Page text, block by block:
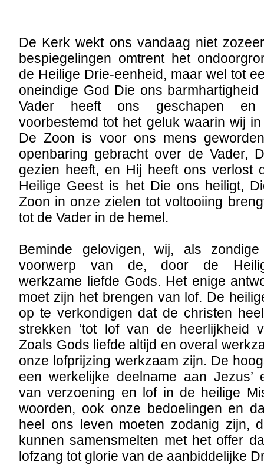
De Kerk wekt ons vandaag niet
bespiegelingen omtrent het
de Heilige Drie-eenheid, maar wel tot
oneindige God Die ons
Vader heeft ons geschapen en
voorbestemd tot het geluk waarin wij
De Zoon is voor ons mens
openbaring gebracht over de Vader,
gezien heeft, en Hij heeft ons verlost
Heilige Geest is het Die ons heiligt,
Zoon in onze zielen tot voltooiing
tot de Vader in de hemel.
Beminde gelovigen, wij, als
voorwerp van de, door de
werkzame liefde Gods. Het enige
moet zijn het brengen van lof. De
op te verkondigen dat de christen
strekken ‘tot lof van de heerlijkheid
Zoals Gods liefde altijd en overal
onze lofprijzing werkzaam zijn. De
een werkelijke deelname aan Jezus’
van verzoening en lof in de heilige
woorden, ook onze bedoelingen en
heel ons leven moeten zodanig zijn,
kunnen samensmelten met het offer
lofzang tot glorie van de aanbiddelijke